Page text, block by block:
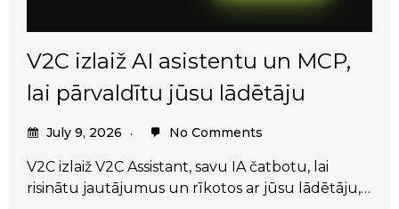
V2C izlaiž AI asistentu un MCP,
lai pārvaldītu jūsu lādētāju
July 9, 2026 No Comments
V2C izlaiž V2C Assistant, savu IA čatbotu, lai
risinātu jautājumus un rīkotos ar jūsu lādētāju,…